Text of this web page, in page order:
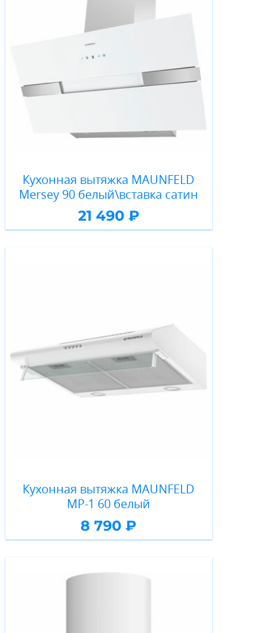
Кухонная вытяжка MAUNFELD
Mersey 90 белый\вставка сатин
21 490 ₽
Кухонная вытяжка MAUNFELD
MP-1 60 белый
8 790 ₽